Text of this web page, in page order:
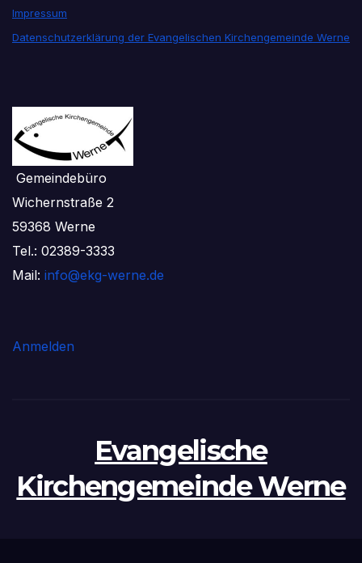
Impressum
Datenschutzerklärung der Evangelischen Kirchengemeinde Werne
Gemeindebüro
Wichernstraße 2
59368 Werne
Tel.: 02389-3333
Mail: info@ekg-werne.de
Anmelden
Evangelische
Kirchengemeinde Werne